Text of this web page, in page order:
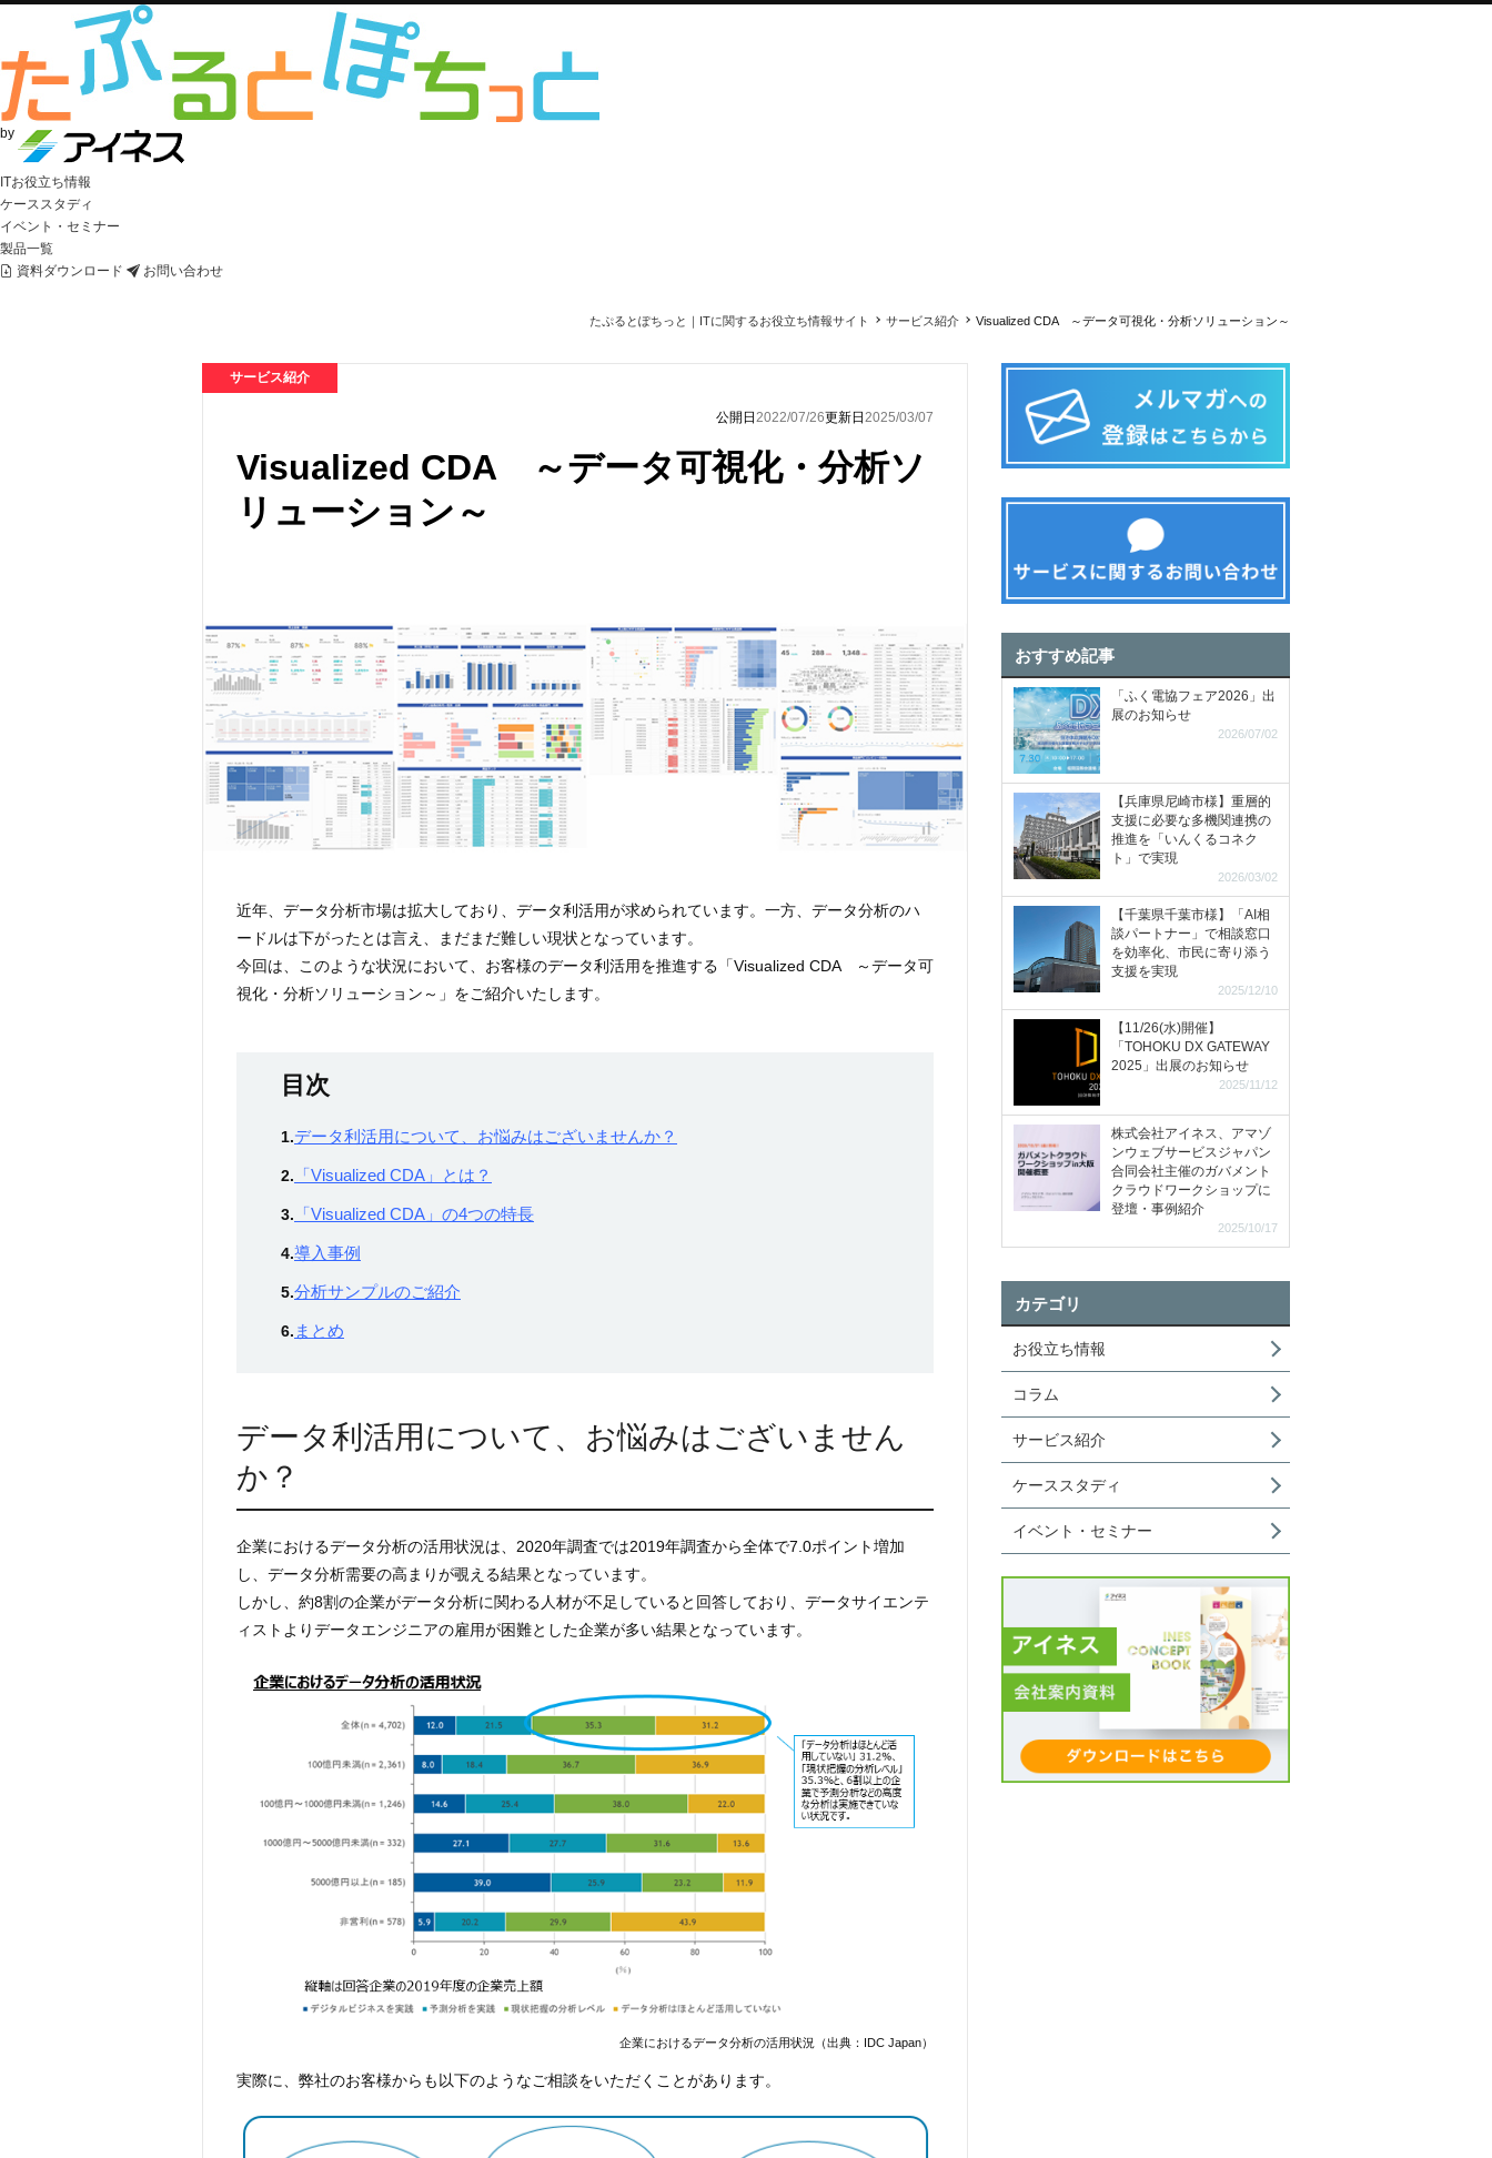
by
ITお役立ち情報
ケーススタディ
イベント・セミナー
製品一覧
資料ダウンロード
お問い合わせ
たぷるとぽちっと｜ITに関するお役立ち情報サイト サービス紹介 Visualized CDA ～データ可視化・分析ソリューション～
サービス紹介
公開日 2022/07/26更新日 2025/03/07
Visualized CDA ～データ可視化・分析ソ
リューション～
近年、データ分析市場は拡大しており、データ利活用が求められています。一方、データ分析のハ
ードルは下がったとは言え、まだまだ難しい現状となっています。
今回は、このような状況において、お客様のデータ利活用を推進する「Visualized CDA ～データ可
視化・分析ソリューション～」をご紹介いたします。
目次
1.データ利活用について、お悩みはございませんか？
2. 「Visualized CDA」とは？
3. 「Visualized CDA」の4つの特長
4.導入事例
5.分析サンプルのご紹介
6. まとめ
データ利活用について、お悩みはございません
か？
企業におけるデータ分析の活用状況は、2020年調査では2019年調査から全体で7.0ポイント増加
し、データ分析需要の高まりが覗える結果となっています。
しかし、約8割の企業がデータ分析に関わる人材が不足していると回答しており、データサイエンテ
ィストよりデータエンジニアの雇用が困難とした企業が多い結果となっています。
企業におけるデータ分析の活用状況（出典：IDC Japan）
実際に、弊社のお客様からも以下のようなご相談をいただくことがあります。
おすすめ記事
「ふく電協フェア2026」出
展のお知らせ
2026/07/02
【兵庫県尼崎市様】重層的
支援に必要な多機関連携の
推進を「いんくるコネク
ト」で実現
2026/03/02
【千葉県千葉市様】「AI相
談パートナー」で相談窓口
を効率化、市民に寄り添う
支援を実現
2025/12/10
【11/26(水)開催】
「TOHOKU DX GATEWAY
2025」出展のお知らせ
2025/11/12
株式会社アイネス、アマゾ
ンウェブサービスジャパン
合同会社主催のガバメント
クラウドワークショップに
登壇・事例紹介
2025/10/17
カテゴリ
お役立ち情報
コラム
サービス紹介
ケーススタディ
イベント・セミナー